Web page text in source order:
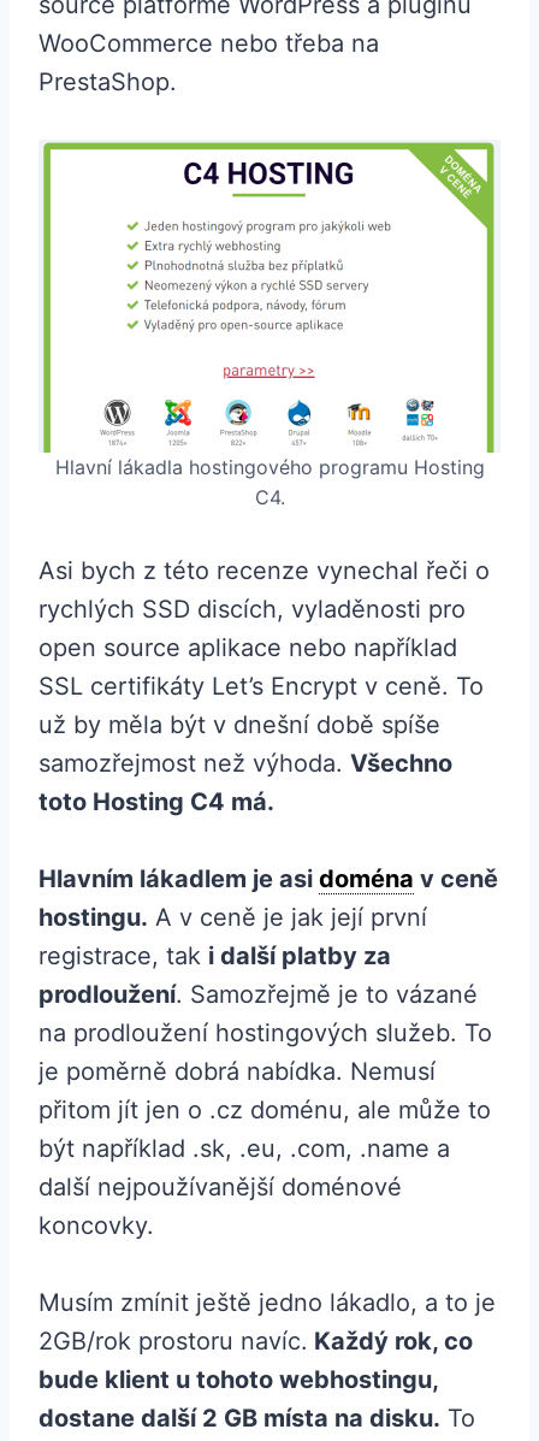
WooCommerce nebo třeba na
PrestaShop.
Hlavní lákadla hostingového programu Hosting
C4.
Asi bych z této recenze vynechal řeči o
rychlých SSD discích, vyladěnosti pro
open source aplikace nebo například
SSL certifikáty Let’s Encrypt v ceně. To
už by měla být v dnešní době spíše
samozřejmost než výhoda. Všechno
toto Hosting C4 má.
Hlavním lákadlem je asi doména v ceně
hostingu. A v ceně je jak její první
registrace, tak i další platby za
prodloužení. Samozřejmě je to vázané
na prodloužení hostingových služeb. To
je poměrně dobrá nabídka. Nemusí
přitom jít jen o .cz doménu, ale může to
být například .sk, .eu, .com, .name a
další nejpoužívanější doménové
koncovky.
Musím zmínit ještě jedno lákadlo, a to je
2GB/rok prostoru navíc. Každý rok, co
bude klient u tohoto webhostingu,
dostane další 2 GB místa na disku. To